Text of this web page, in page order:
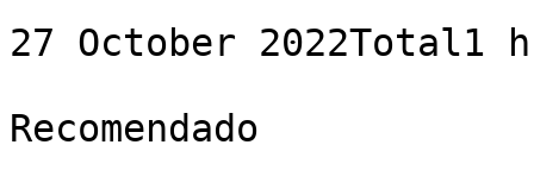
27 October 2022Total1
Recomendado